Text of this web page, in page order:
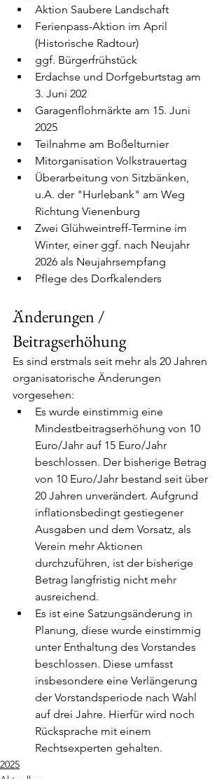
Aktion Saubere Landschaft
Ferienpass-Aktion im April
(Historische Radtour)
ggf. Bürgerfrühstück
Erdachse und Dorfgeburtstag am
3. Juni 202
Garagenflohmärkte am 15. Juni
2025
Teilnahme am Boßelturnier
Mitorganisation Volkstrauertag
Überarbeitung von Sitzbänken,
u.A. der "Hurlebank" am Weg
Richtung Vienenburg
Zwei Glühweintreff-Termine im
Winter, einer ggf. nach Neujahr
2026 als Neujahrsempfang
Pflege des Dorfkalenders
Änderungen /
Beitragserhöhung
Es sind erstmals seit mehr als 20 Jahren
organisatorische Änderungen
vorgesehen:
Es wurde einstimmig eine
Mindestbeitragserhöhung von 10
Euro/Jahr auf 15 Euro/Jahr
beschlossen. Der bisherige Betrag
von 10 Euro/Jahr bestand seit über
20 Jahren unverändert. Aufgrund
inflationsbedingt gestiegener
Ausgaben und dem Vorsatz, als
Verein mehr Aktionen
durchzuführen, ist der bisherige
Betrag langfristig nicht mehr
ausreichend.
Es ist eine Satzungsänderung in
Planung, diese wurde einstimmig
unter Enthaltung des Vorstandes
beschlossen. Diese umfasst
insbesondere eine Verlängerung
der Vorstandsperiode nach Wahl
auf drei Jahre. Hierfür wird noch
Rücksprache mit einem
Rechtsexperten gehalten.
2025